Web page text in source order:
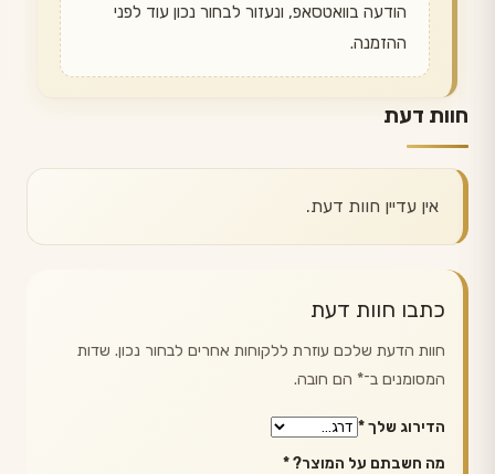
הודעה בוואטסאפ, ונעזור לבחור נכון עוד לפני
ההזמנה.
חוות דעת
אין עדיין חוות דעת.
כתבו חוות דעת
חוות הדעת שלכם עוזרת ללקוחות אחרים לבחור נכון. שדות
המסומנים ב־* הם חובה.
הדירוג שלך*
מה חשבתם על המוצר?*